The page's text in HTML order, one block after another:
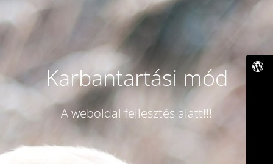
Karbantartási mód
A weboldal fejlesztés alatt!!!